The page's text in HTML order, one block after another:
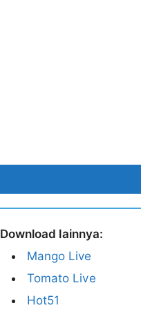
Download lainnya:
Mango Live
Tomato Live
Hot51